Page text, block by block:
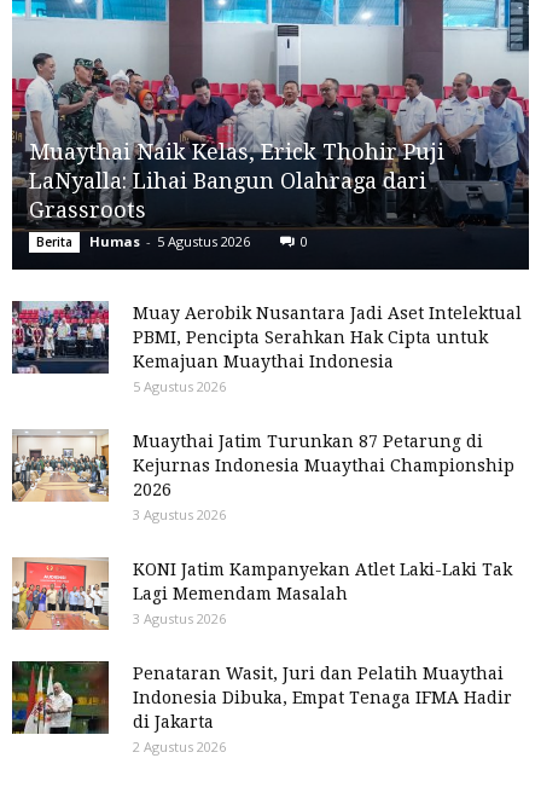
Muaythai Naik Kelas, Erick Thohir Puji
LaNyalla: Lihai Bangun Olahraga dari
Grassroots
Berita Humas - 5 Agustus 2026 0
Muay Aerobik Nusantara Jadi Aset Intelektual
PBMI, Pencipta Serahkan Hak Cipta untuk
Kemajuan Muaythai Indonesia
5 Agustus 2026
Muaythai Jatim Turunkan 87 Petarung di
Kejurnas Indonesia Muaythai Championship
2026
3 Agustus 2026
KONI Jatim Kampanyekan Atlet Laki-Laki Tak
Lagi Memendam Masalah
3 Agustus 2026
Penataran Wasit, Juri dan Pelatih Muaythai
Indonesia Dibuka, Empat Tenaga IFMA Hadir
di Jakarta
2 Agustus 2026